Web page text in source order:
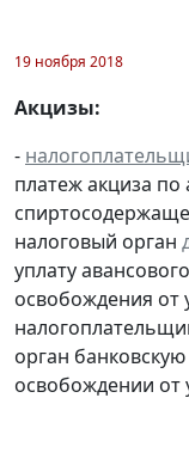
19 ноября 2018
Акцизы:
-
платеж акциза по
налоговый орган
уплату
освобождения от
орган
освобождении от